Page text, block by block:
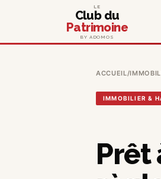
LE
Club du
Patrimoine
BY ADOMOS
ACCUEIL/
IMMOBILIER &
Prêt